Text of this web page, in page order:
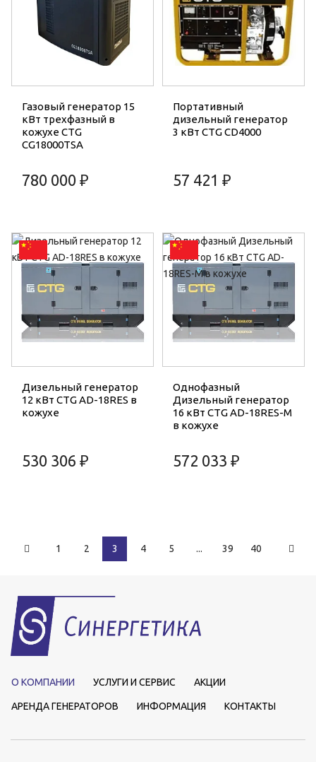
Газовый генератор 15
кВт трехфазный в
кожухе CTG
CG18000TSA
780 000 ₽
Портативный
дизельный генератор
3 кВт CTG CD4000
57 421 ₽
Дизельный генератор
12 кВт CTG AD-18RES в
кожухе
530 306 ₽
Однофазный
Дизельный генератор
16 кВт CTG AD-18RES-M
в кожухе
572 033 ₽
1 2 3 4 5 ... 39 40
О КОМПАНИИ УСЛУГИ И СЕРВИС АКЦИИ
АРЕНДА ГЕНЕРАТОРОВ ИНФОРМАЦИЯ КОНТАКТЫ